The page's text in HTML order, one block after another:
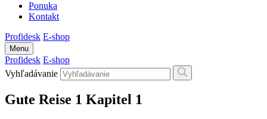
Ponuka
Kontakt
Profidesk E-shop
Menu
Profidesk E-shop
Vyhľadávanie
Gute Reise 1 Kapitel 1